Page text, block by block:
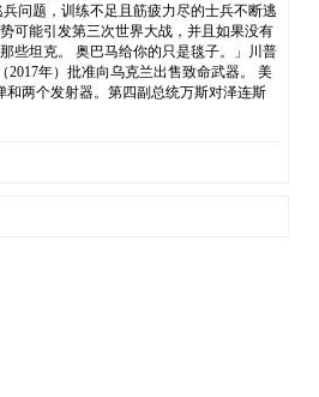
问题，训练不足且筋疲力尽的士兵不断逃
可能引发第三次世界大战，并且如果没有
些坦克。 奥巴马给你的只是毯子。」川普
年）批准向乌克兰出售致命武器。 美
和两个发射器。第四副总统万斯对泽连斯